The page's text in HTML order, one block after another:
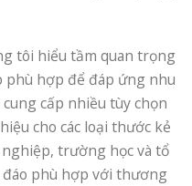
tôi hiểu tầm quan trọng
phù hợp để đáp ứng nhu
cấp nhiều tùy chọn
cho các loại thước kẻ
trường học và tổ
phù hợp với thương